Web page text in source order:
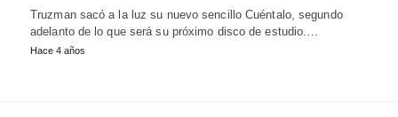
Truzman sacó a la luz su nuevo sencillo Cuéntalo, segundo
adelanto de lo que será su próximo disco de estudio.…
Hace 4 años